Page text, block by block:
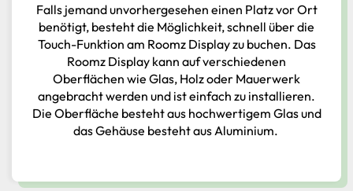
Falls jemand unvorhergesehen einen Platz vor Ort
benötigt, besteht die Möglichkeit, schnell über die
Touch-Funktion am Roomz Display zu buchen. Das
Roomz Display kann auf verschiedenen
Oberflächen wie Glas, Holz oder Mauerwerk
angebracht werden und ist einfach zu installieren.
Die Oberfläche besteht aus hochwertigem Glas und
das Gehäuse besteht aus Aluminium.